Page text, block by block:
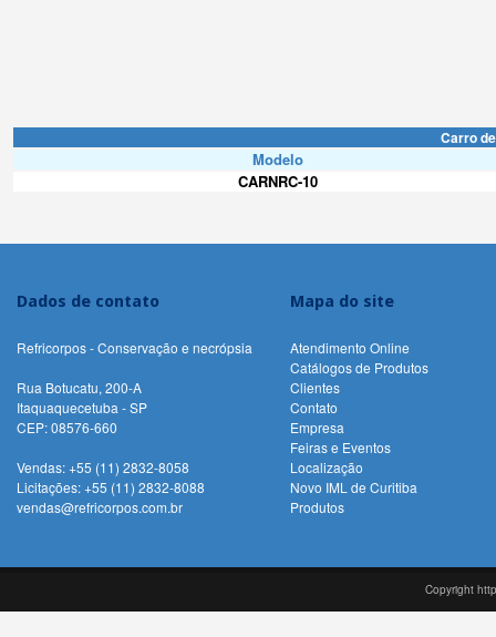
Carro
Modelo
CARNRC-10
Dados de contato
Refricorpos - Conservação e necrópsia
Rua Botucatu, 200-A
Itaquaquecetuba - SP
CEP: 08576-660
Vendas: +55 (11) 2832-8058
Licitações: +55 (11) 2832-8088
vendas@refricorpos.com.br
Mapa do site
Atendimento Online
Catálogos de Produtos
Clientes
Contato
Empresa
Feiras e Eventos
Localização
Novo IML de Curitiba
Produtos
Copyright